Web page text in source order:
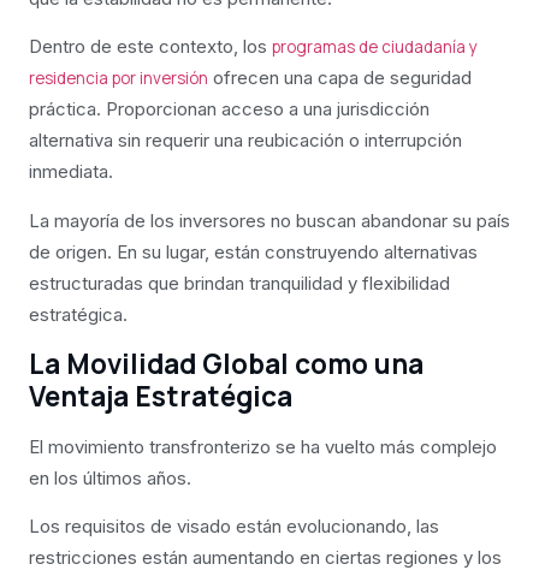
Dentro de este contexto, los programas de ciudadanía y
residencia por inversión ofrecen una capa de seguridad
práctica. Proporcionan acceso a una jurisdicción
alternativa sin requerir una reubicación o interrupción
inmediata.
La mayoría de los inversores no buscan abandonar su país
de origen. En su lugar, están construyendo alternativas
estructuradas que brindan tranquilidad y flexibilidad
estratégica.
La Movilidad Global como una
Ventaja Estratégica
El movimiento transfronterizo se ha vuelto más complejo
en los últimos años.
Los requisitos de visado están evolucionando, las
restricciones están aumentando en ciertas regiones y los